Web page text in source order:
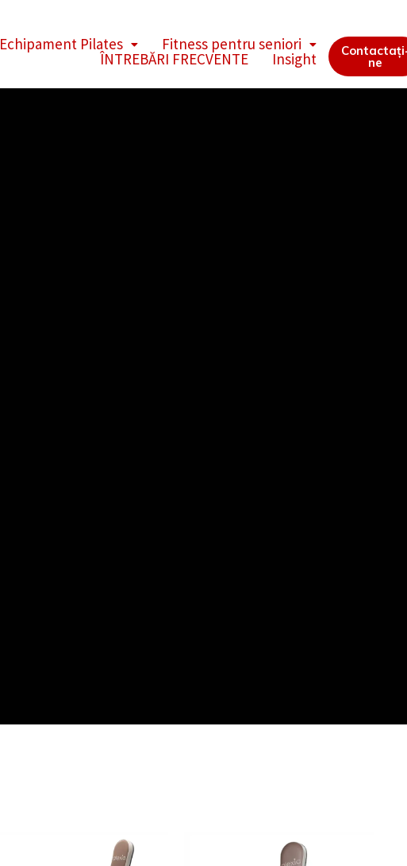
Echipament Pilates Fitness pentru seniori
ÎNTREBĂRI FRECVENTE Insight ne